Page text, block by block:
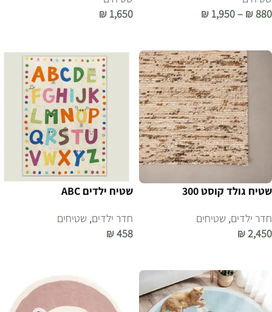
₪880
–
₪ 1,950
₪ 1,650
שטיח גולד קוסט 300
חדר ילדים, שטיחים
₪2,450
שטיח ילדים ABC
חדר ילדים, שטיחים
₪458